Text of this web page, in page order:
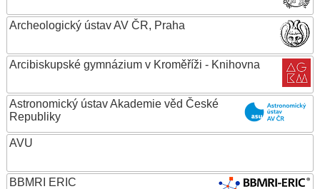
Archeologický ústav AV ČR, Praha
Arcibiskupské gymnázium v Kroměříži - Knihovna
Astronomický ústav Akademie věd České
Republiky
AVU
BBMRI ERIC